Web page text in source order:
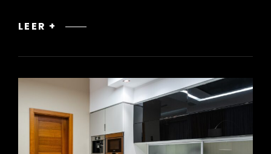
LEER +
INCORPORACIÓN
ARTE
ESCULTURAS
EN
DISEÑO
DE
EXTERIORES